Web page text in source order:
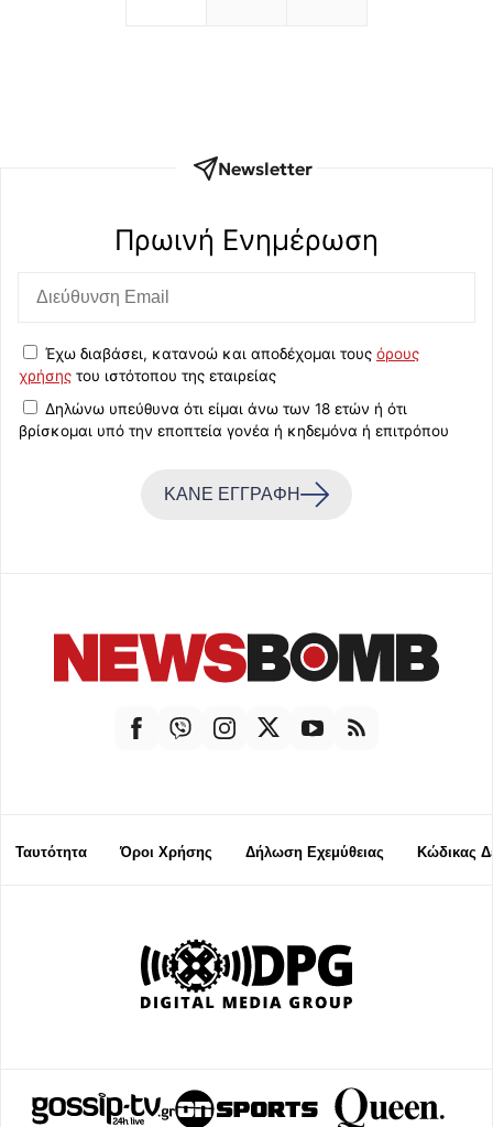
Newsletter
Πρωινή Eνημέρωση
Έχω διαβάσει, κατανοώ και αποδέχομαι τους όρους
χρήσης του ιστότοπου της εταιρείας
Δηλώνω υπεύθυνα ότι είμαι άνω των 18 ετών ή ότι
βρίσκομαι υπό την εποπτεία γονέα ή κηδεμόνα ή επιτρόπου
ΚΑΝΕ ΕΓΓΡΑΦΗ
Ταυτότητα Όροι Χρήσης Δήλωση Εχεμύθειας Κώδικας